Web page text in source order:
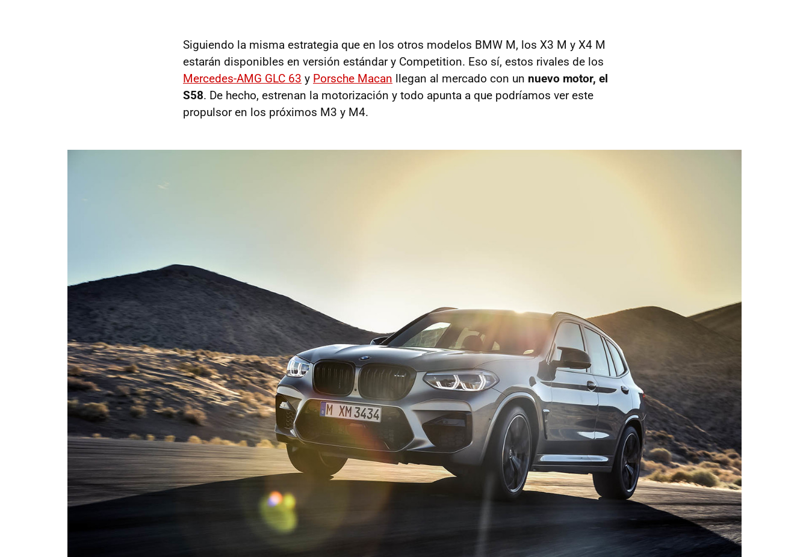
Siguiendo la misma estrategia que en los otros modelos BMW M, los X3 M y X4 M
estarán disponibles en versión estándar y Competition. Eso sí, estos rivales de los
Mercedes-AMG GLC 63 y Porsche Macan llegan al mercado con un nuevo motor, el
S58. De hecho, estrenan la motorización y todo apunta a que podríamos ver este
propulsor en los próximos M3 y M4.